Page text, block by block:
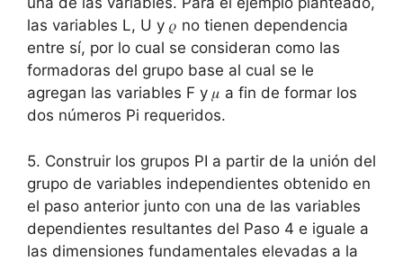
las variables L, U y 𝜌 no tienen dependencia
entre sí, por lo cual se consideran como las
formadoras del grupo base al cual se le
agregan las variables F y 𝜇 a fin de formar los
dos números Pi requeridos.
5. Construir los grupos PI a partir de la unión del
grupo de variables independientes obtenido en
el paso anterior junto con una de las variables
dependientes resultantes del Paso 4 e iguale a
las dimensiones fundamentales elevadas a la